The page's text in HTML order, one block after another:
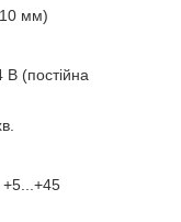
мм)
В (постійна
+5...+45